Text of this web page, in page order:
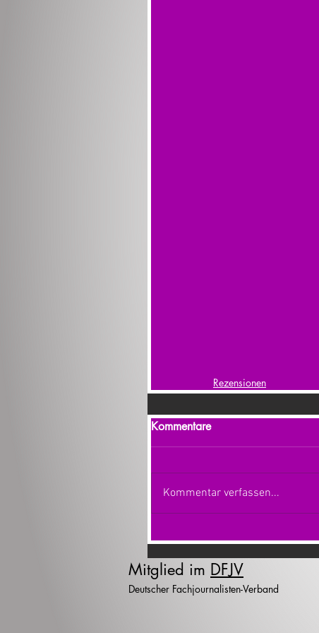
Rezensionen
Kommentare
Kommentar verfassen...
Mitglied im DFJV
Deutscher Fachjournalisten-Verband